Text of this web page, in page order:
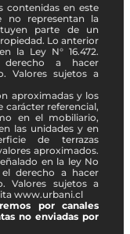
contenidas en este
no representan la
parte de un
Lo anterior
la Ley N° 16.472.
a hacer
Valores sujetos a
aproximadas y los
carácter referencial,
en el mobiliario,
las unidades y en
de terrazas
aproximados.
en la ley No
el derecho a hacer
Valores sujetos a
www.urbani.cl
por canales
no enviadas por